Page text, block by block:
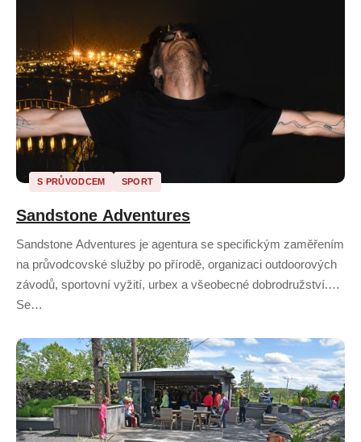
S PRŮVODCEM SPORT
Sandstone Adventures
Sandstone Adventures je agentura se specifickým zaměřením
na průvodcovské služby po přírodě, organizaci outdoorových
závodů, sportovní vyžití, urbex a všeobecné dobrodružství.
Se…